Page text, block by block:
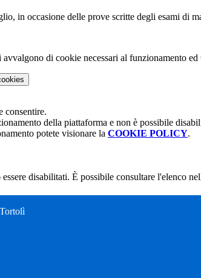
in occasione delle prove scritte degli esami di
di cookie necessari al funzionamento
consentire.
della piattaforma e non è possibile
potete visionare la COOKIE POLICY.
disabilitati. È possibile consultare l'elenco